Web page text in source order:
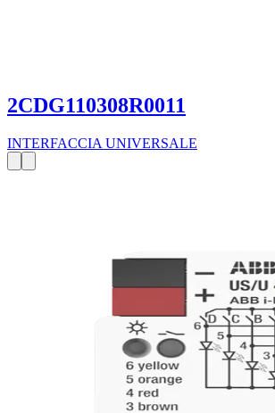
2CDG110308R0011
INTERFACCIA UNIVERSALE